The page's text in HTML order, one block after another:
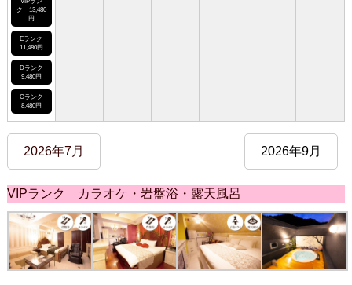
ク 13,480
円
Eランク
11,480円
Dランク
9,480円
Cランク
8,480円
2026年7月 2026年9月
VIPランク カラオケ・岩盤浴・露天風呂